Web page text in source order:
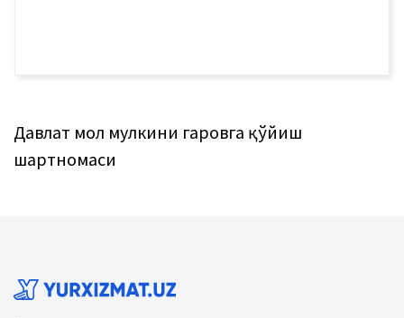
Давлат мол мулкини гаровга қўйиш
шартномаси